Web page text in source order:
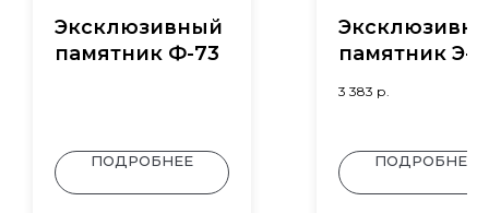
Эксклюзивный
памятник Ф-73
ПОДРОБНЕЕ
памятник Э-
3 383 р.
ПОДРОБНЕЕ